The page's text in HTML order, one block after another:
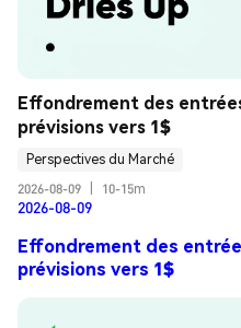
Effondrement des
prévisions vers 1$
Perspectives du Marché
2026-08-09
10-15m
2026-08-09
Effondrement des
prévisions vers 1$